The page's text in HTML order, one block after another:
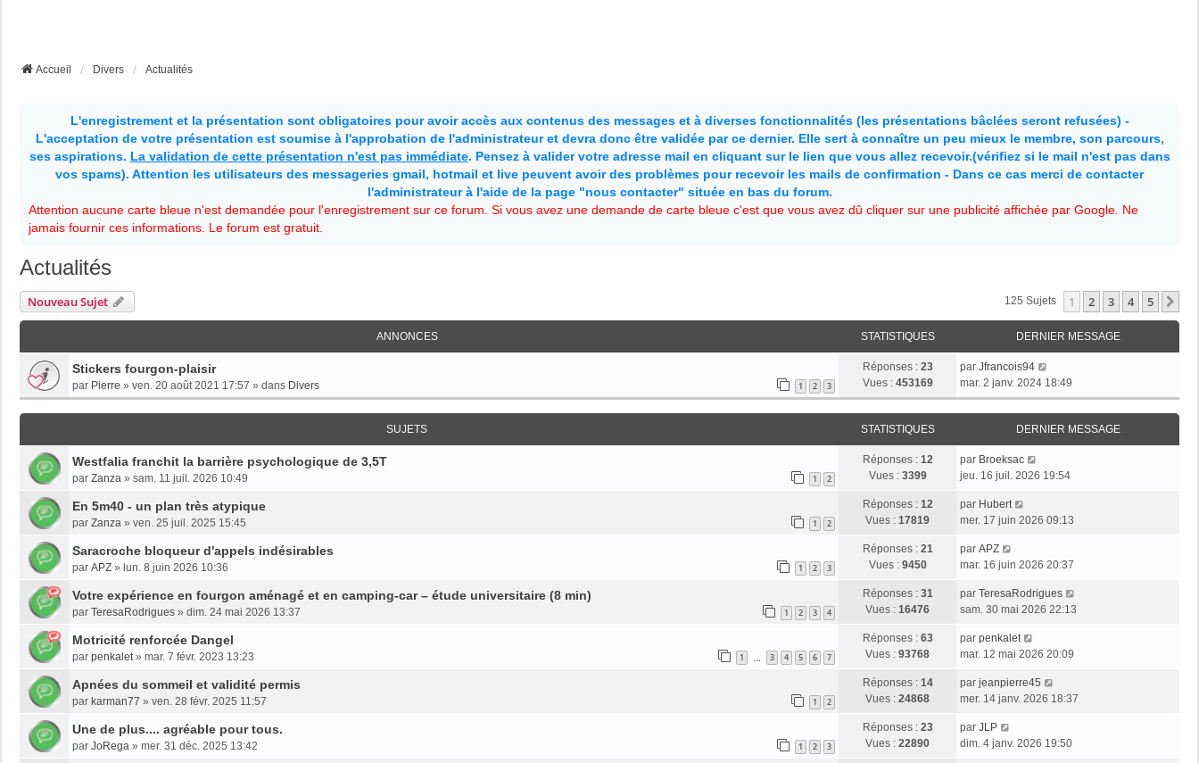
Accueil Divers Actualités
L'enregistrement et la présentation sont obligatoires pour avoir accès aux contenus des messages et à diverses fonctionnalités (les présentations bâclées seront refusées) -
L'acceptation de votre présentation est soumise à l'approbation de l'administrateur et devra donc être validée par ce dernier. Elle sert à connaître un peu mieux le membre, son parcours,
ses aspirations. La validation de cette présentation n'est pas immédiate. Pensez à valider votre adresse mail en cliquant sur le lien que vous allez recevoir.(vérifiez si le mail n'est pas dans
vos spams). Attention les utilisateurs des messageries gmail, hotmail et live peuvent avoir des problèmes pour recevoir les mails de confirmation - Dans ce cas merci de contacter
l'administrateur à l'aide de la page "nous contacter" située en bas du forum.
Attention aucune carte bleue n'est demandée pour l'enregistrement sur ce forum. Si vous avez une demande de carte bleue c'est que vous avez dû cliquer sur une publicité affichée par Google. Ne
jamais fournir ces informations. Le forum est gratuit.
Actualités
Nouveau Sujet 125 Sujets 1 2 3 4 5
ANNONCES STATISTIQUES DERNIER MESSAGE
Stickers fourgon-plaisir
par Pierre » ven. 20 août 2021 17:57 » dans Divers 1 2 3
Réponses : 23
Vues : 453169
par Jfrancois94
mar. 2 janv. 2024 18:49
SUJETS STATISTIQUES DERNIER MESSAGE
Westfalia franchit la barrière psychologique de 3,5T
par Zanza » sam. 11 juil. 2026 10:49 1 2
Réponses : 12
Vues : 3399
par Broeksac
jeu. 16 juil. 2026 19:54
En 5m40 - un plan très atypique
par Zanza » ven. 25 juil. 2025 15:45 1 2
Réponses : 12
Vues : 17819
par Hubert
mer. 17 juin 2026 09:13
Saracroche bloqueur d'appels indésirables
par APZ » lun. 8 juin 2026 10:36 1 2 3
Réponses : 21
Vues : 9450
par APZ
mar. 16 juin 2026 20:37
Votre expérience en fourgon aménagé et en camping-car – étude universitaire (8 min)
par TeresaRodrigues » dim. 24 mai 2026 13:37 1 2 3 4
Réponses : 31
Vues : 16476
par TeresaRodrigues
sam. 30 mai 2026 22:13
Motricité renforcée Dangel
par penkalet » mar. 7 févr. 2023 13:23 1 3 4 5 6 7
Réponses : 63
Vues : 93768
par penkalet
mar. 12 mai 2026 20:09
Apnées du sommeil et validité permis
par karman77 » ven. 28 févr. 2025 11:57 1 2
Réponses : 14
Vues : 24868
par jeanpierre45
mer. 14 janv. 2026 18:37
Une de plus.... agréable pour tous.
par JoRega » mer. 31 déc. 2025 13:42 1 2 3
Réponses : 23
Vues : 22890
par JLP
dim. 4 janv. 2026 19:50